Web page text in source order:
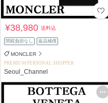
¥38,980送料込
関税負担なし 返品補償
MONCLER
PREMIUM PERSONAL SHOPPER
Seoul_Channel